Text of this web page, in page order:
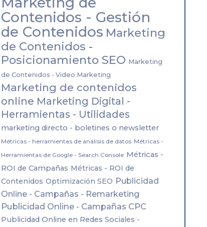
Contenidos - Gestión
de Contenidos Marketing
de Contenidos -
Posicionamiento SEO Marketing
de Contenidos - Video Marketing
Marketing de contenidos
online Marketing Digital -
Herramientas - Utilidades
marketing directo - boletines o newsletter
Métricas - herramientas de análisis de datos Métricas -
Herramientas de Google - Search Console Métricas -
ROI de Campañas Métricas - ROI de
Contenidos Optimización SEO Publicidad
Online - Campañas - Remarketing
Publicidad Online - Campañas CPC
Publicidad Online en Redes Sociales -